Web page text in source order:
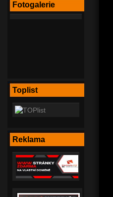
Fotogalerie
Toplist
Reklama